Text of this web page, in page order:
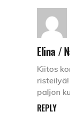
Elina /
Kiitos
paljon
REPLY